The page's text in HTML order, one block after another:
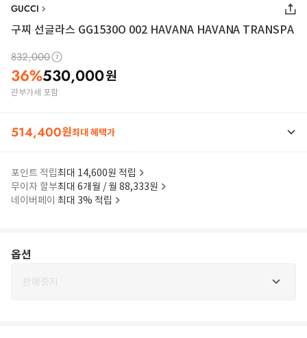
GUCCI
구찌 선글라스 GG1530O 002 HAVANA HAVANA TRANSPA
832,000
36%530,000원
관부가세 포함
514,400원최대 혜택가
포인트 적립최대 14,600원 적립
무이자 할부최대 6개월 / 월 88,333원
네이버페이 최대 3% 적립
옵션
판매중지